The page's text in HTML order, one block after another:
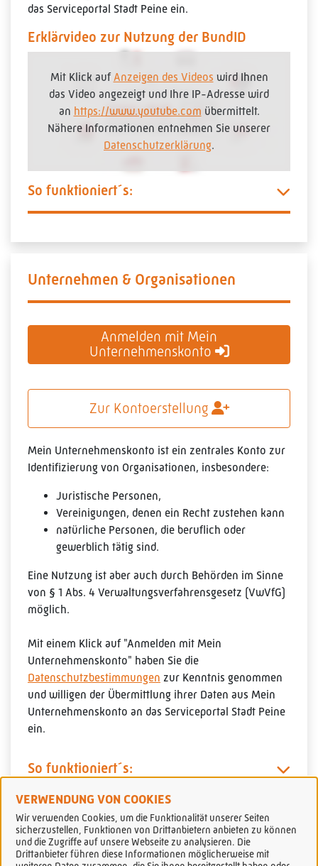
VERWENDUNG VON COOKIES
Wir verwenden Cookies, um die Funktionalität unserer Seiten
sicherzustellen, Funktionen von Drittanbietern anbieten zu können
und die Zugriffe auf unsere Webseite zu analysieren. Die
Drittanbieter führen diese Informationen möglicherweise mit
das Serviceportal Stadt Peine ein.
Erklärvideo zur Nutzung der BundID
Mit Klick aufAnzeigen des Videos wird Ihnen
das Video angezeigt und Ihre IP-Adresse wird
an https://www.youtube.com übermittelt.
Nähere Informationen entnehmen Sie unserer
Datenschutzerklärung.
So funktioniert´s:
Unternehmen & Organisationen
Anmelden mit Mein
Unternehmenskonto
Zur Kontoerstellung
Mein Unternehmenskonto ist ein zentrales Konto zur
Identifizierung von Organisationen, insbesondere:
Juristische Personen,
Vereinigungen, denen ein Recht zustehen kann
natürliche Personen, die beruflich oder
gewerblich tätig sind.
Eine Nutzung ist aber auch durch Behörden im Sinne
von § 1 Abs. 4 Verwaltungsverfahrensgesetz (VwVfG)
möglich.
Mit einem Klick auf "Anmelden mit Mein
Unternehmenskonto" haben Sie die
Datenschutzbestimmungen zur Kenntnis genommen
und willigen der Übermittlung ihrer Daten aus Mein
Unternehmenskonto an das Serviceportal Stadt Peine
ein.
So funktioniert´s: